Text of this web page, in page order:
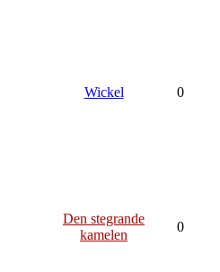
Wickel 0
Den stegrande
kamelen
0